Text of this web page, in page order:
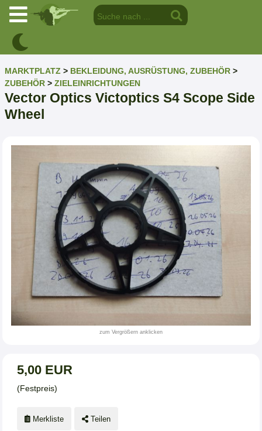
MARKTPLATZ > BEKLEIDUNG, AUSRÜSTUNG, ZUBEHÖR >
ZUBEHÖR > ZIELEINRICHTUNGEN
Vector Optics Victoptics S4 Scope Side
Wheel
zum Vergrößern anklicken
5,00 EUR
(Festpreis)
Merkliste Teilen